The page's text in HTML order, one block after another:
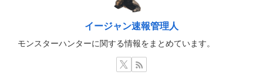
イージャン速報管理人
モンスターハンターに関する情報をまとめています。